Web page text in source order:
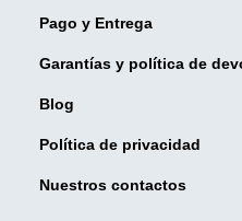
Pago y Entrega
Garantías y política de
Blog
Política de privacidad
Nuestros contactos